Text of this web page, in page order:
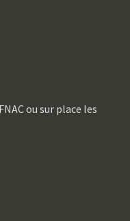
ou sur place les